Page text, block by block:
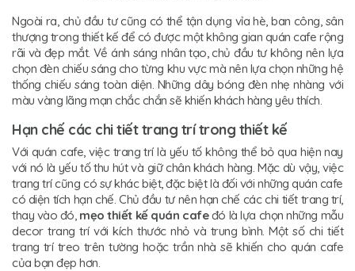
Ngoài ra, chủ đầu tư cũng có thể tận dụng vỉa hè, ban công, sân
thượng trong thiết kế để có được một không gian quán cafe rộng
rãi và đẹp mắt. Về ánh sáng nhân tạo, chủ đầu tư không nên lựa
chọn đèn chiếu sáng cho từng khu vực mà nên lựa chọn những hệ
thống chiếu sáng toàn diện. Những dây bóng đèn nhẹ nhàng với
màu vàng lãng mạn chắc chắn sẽ khiến khách hàng yêu thích.
Hạn chế các chi tiết trang trí trong thiết kế
Với quán cafe, việc trang trí là yếu tố không thể bỏ qua hiện nay
với nó là yếu tố thu hút và giữ chân khách hàng. Mặc dù vậy, việc
trang trí cũng có sự khác biệt, đặc biệt là đối với những quán cafe
có diện tích hạn chế. Chủ đầu tư nên hạn chế các chi tiết trang trí,
thay vào đó, mẹo thiết kế quán cafeđó là lựa chọn những mẫu
decor trang trí với kích thước nhỏ và trung bình. Một số chi tiết
trang trí treo trên tường hoặc trần nhà sẽ khiến cho quán cafe
của bạn đẹp hơn.